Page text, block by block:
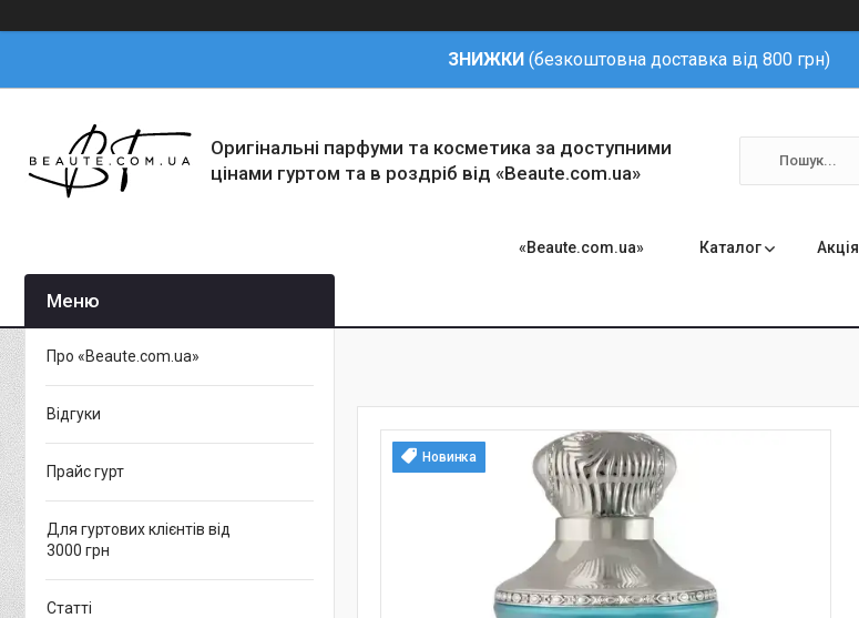
ЗНИЖКИ (безкоштовна доставка від 800 грн)
Оригінальні парфуми та косметика за доступними
цінами гуртом та в роздріб від «Beaute.com.ua»
«Beaute.com.ua» Каталог Акція
Новинка
Про «Beaute.com.ua»
Відгуки
Прайс гурт
Для гуртових клієнтів від
3000 грн
Статті